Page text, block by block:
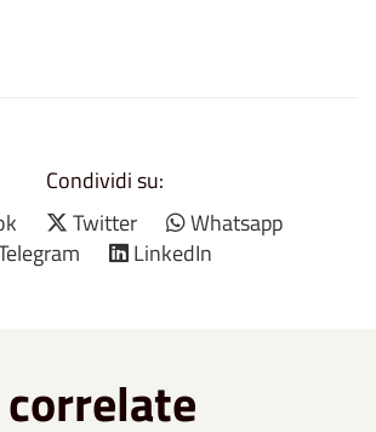
Condividi su:
Twitter
Whatsapp
LinkedIn